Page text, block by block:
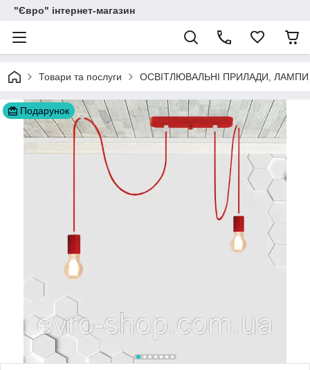
"Євро" інтернет-магазин
Товари та послуги ОСВІТЛЮВАЛЬНІ ПРИЛАДИ,
Подарунок